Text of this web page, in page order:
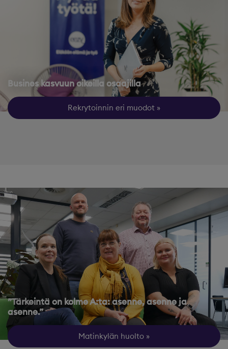
Busines kasvuun oikeilla osaajilla
Rekrytoinnin eri muodot
”Tärkeintä on kolme A:ta: asenne, asenne ja
asenne.”
Matinkylän huolto